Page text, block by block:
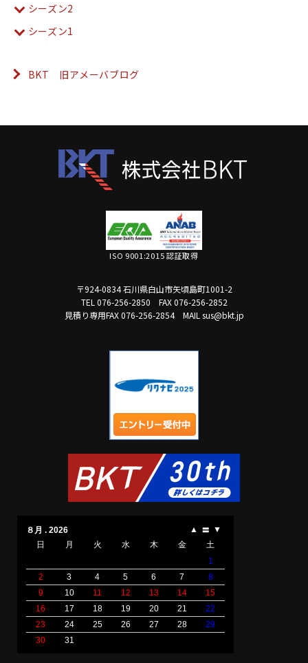
シーズン2
シーズン1
BKT 旧アメーバブログ
ISO 9001:2015 認証取得
〒924-0834 石川県白山市矢頃島町1001-2
TEL 076-256-2850
FAX 076-256-2852
見積り専用FAX 076-256-2854
MAIL sus@bkt.jp